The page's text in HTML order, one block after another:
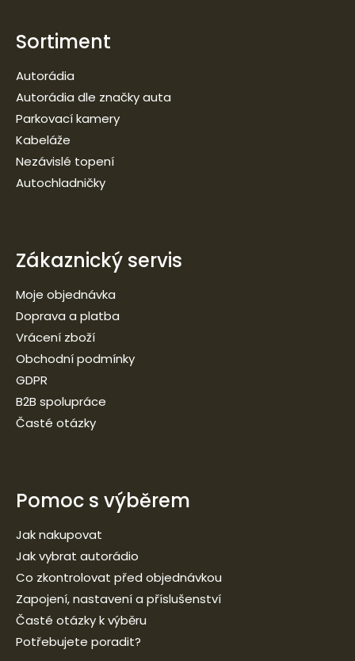
Sortiment
Autorádia
Autorádia dle značky auta
Parkovací kamery
Kabeláže
Nezávislé topení
Autochladničky
Zákaznický servis
Moje objednávka
Doprava a platba
Vrácení zboží
Obchodní podmínky
GDPR
B2B spolupráce
Časté otázky
Pomoc s výběrem
Jak nakupovat
Jak vybrat autorádio
Co zkontrolovat před objednávkou
Zapojení, nastavení a příslušenství
Časté otázky k výběru
Potřebujete poradit?